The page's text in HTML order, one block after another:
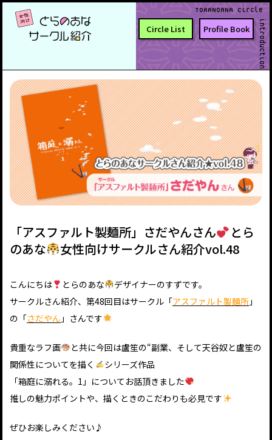
TORANOANA Circle
introduction
Circle List Profile Book
「アスファルト製麺所」さだやんさん
とら
のあな
女性向けサークルさん紹介vol.48
こんにちは とらのあな
デザイナーのすずです。
サークルさん紹介、第48回目はサークル「アスファルト製麺所 」
の「さだやん 」さんです
貴重なラフ画
と共に今回は盧笙の“副業、そして天谷奴と盧笙の
関係性についてを描く
シリーズ作品
「箱庭に溺れる。1」についてお話頂きました
推しの魅力ポイントや、描くときのこだわりも必見です
ぜひお楽しみください♪